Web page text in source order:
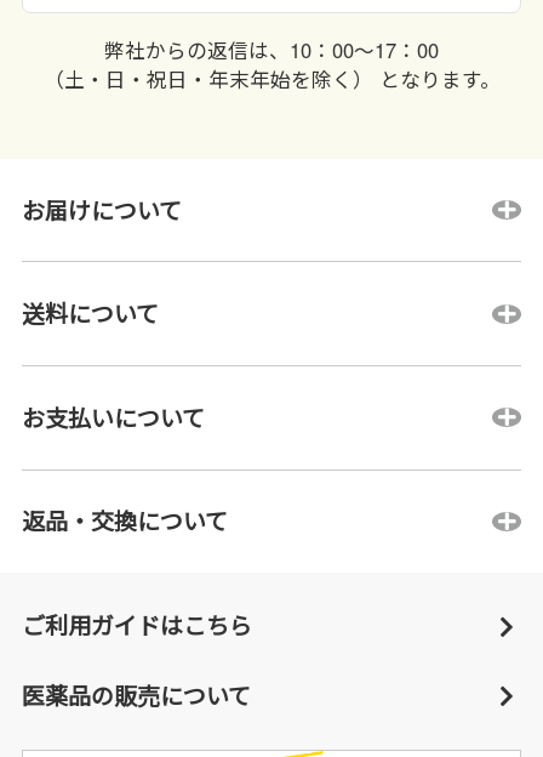
弊社からの返信は、10：00〜17：00
（土・日・祝日・年末年始を除く） となります。
お届けについて
送料について
お支払いについて
返品・交換について
ご利用ガイドはこちら
医薬品の販売について